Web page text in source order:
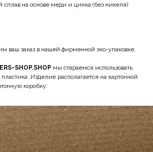
на основе меди и цинка (без никеля)
ваш заказ в нашей фирменной эко-упаковке.
SHOP.SHOP мы стараемся использовать
Изделие располагается на картонной
коробку: